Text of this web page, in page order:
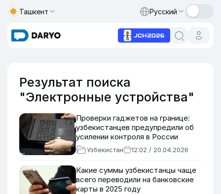
Ташкент Русский
Результат поиска
"Электронные устройства"
Проверки гаджетов на границе:
узбекистанцев предупредили об
усилении контроля в России
Узбекистан 12:02 / 20.04.2026
Какие суммы узбекистанцы чаще
всего переводили на банковские
карты в 2025 году